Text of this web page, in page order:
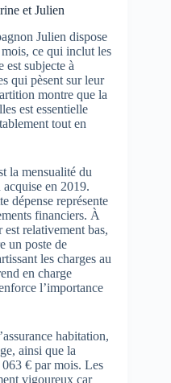
et Julien
Julien dispose
ce qui inclut les
est subjecte à
qui pèsent sur leur
montre que la
est essentielle
tout en
la mensualité du
en 2019.
dépense représente
financiers. À
relativement bas,
un poste de
les charges au
en charge
l’importance
habitation,
ainsi que la
€ par mois. Les
vigoureux car